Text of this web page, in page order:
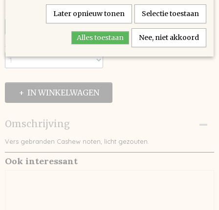
IN WINKELWAGEN
Omschrijving
Vers gebranden Cashew noten, licht gezouten.
Ook interessant
Later opnieuw tonen Selectie toestaan
Alles toestaan Nee, niet akkoord